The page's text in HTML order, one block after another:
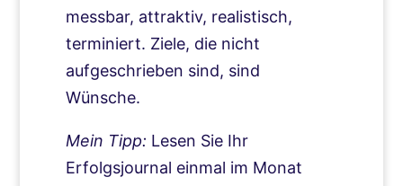
messbar, attraktiv, realistisch,
terminiert. Ziele, die nicht
aufgeschrieben sind, sind
Wünsche.
Mein Tipp: Lesen Sie Ihr
Erfolgsjournal einmal im Monat